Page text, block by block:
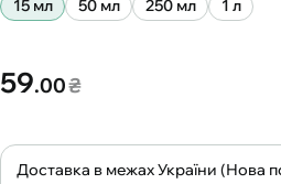
15 мл
50 мл 250 мл 1 л
59.00₴
Доставка в межах України (Нова